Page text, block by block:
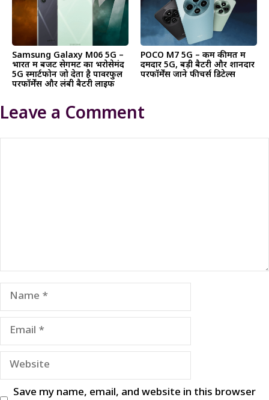
Samsung Galaxy M06 5G –
भारत में बजट सेगमेंट का भरोसेमंद
5G स्मार्टफोन जो देता है पावरफुल
परफॉर्मेंस और लंबी बैटरी लाइफ
POCO M7 5G – कम कीमत में
दमदार 5G, बड़ी बैटरी और शानदार
परफॉर्मेंस जाने फीचर्स डिटेल्स
Leave a Comment
Name
Email
Website
Save my name, email, and website in this browser